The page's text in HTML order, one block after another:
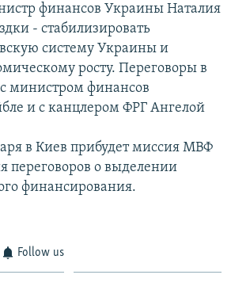
финансов Украины Наталия
- стабилизировать
систему Украины и
росту. Переговоры в
министром финансов
и с канцлером ФРГ Ангелой
в Киев прибудет миссия МВФ
переговоров о выделении
финансирования.
Follow us